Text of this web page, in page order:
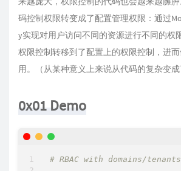
码控制权限转变成了配置管理权限：通过
y实现对用户访问不同的资源进行不同的权
权限控制转移到了配置上的权限控制，进
用。（从某种意义上来说从代码的复杂变成
0x01 Demo
# RBAC with domains/tenants